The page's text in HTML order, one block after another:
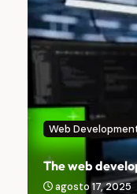
Web
The web
agosto 17, 2025